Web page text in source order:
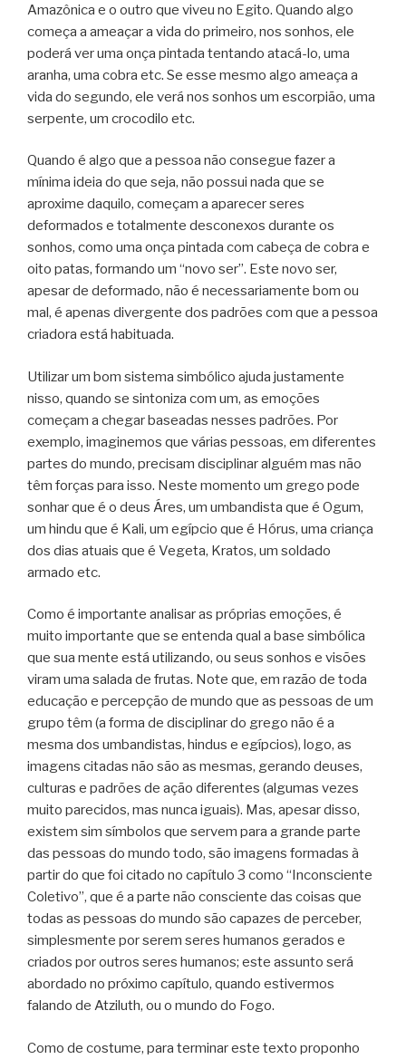
Amazônica e o outro que viveu no Egito. Quando algo
começa a ameaçar a vida do primeiro, nos sonhos, ele
poderá ver uma onça pintada tentando atacá-lo, uma
aranha, uma cobra etc. Se esse mesmo algo ameaça a
vida do segundo, ele verá nos sonhos um escorpião, uma
serpente, um crocodilo etc.
Quando é algo que a pessoa não consegue fazer a
mínima ideia do que seja, não possui nada que se
aproxime daquilo, começam a aparecer seres
deformados e totalmente desconexos durante os
sonhos, como uma onça pintada com cabeça de cobra e
oito patas, formando um “novo ser”. Este novo ser,
apesar de deformado, não é necessariamente bom ou
mal, é apenas divergente dos padrões com que a pessoa
criadora está habituada.
Utilizar um bom sistema simbólico ajuda justamente
nisso, quando se sintoniza com um, as emoções
começam a chegar baseadas nesses padrões. Por
exemplo, imaginemos que várias pessoas, em diferentes
partes do mundo, precisam disciplinar alguém mas não
têm forças para isso. Neste momento um grego pode
sonhar que é o deus Áres, um umbandista que é Ogum,
um hindu que é Kali, um egípcio que é Hórus, uma criança
dos dias atuais que é Vegeta, Kratos, um soldado
armado etc.
Como é importante analisar as próprias emoções, é
muito importante que se entenda qual a base simbólica
que sua mente está utilizando, ou seus sonhos e visões
viram uma salada de frutas. Note que, em razão de toda
educação e percepção de mundo que as pessoas de um
grupo têm (a forma de disciplinar do grego não é a
mesma dos umbandistas, hindus e egípcios), logo, as
imagens citadas não são as mesmas, gerando deuses,
culturas e padrões de ação diferentes (algumas vezes
muito parecidos, mas nunca iguais). Mas, apesar disso,
existem sim símbolos que servem para a grande parte
das pessoas do mundo todo, são imagens formadas à
partir do que foi citado no capítulo 3 como “Inconsciente
Coletivo”, que é a parte não consciente das coisas que
todas as pessoas do mundo são capazes de perceber,
simplesmente por serem seres humanos gerados e
criados por outros seres humanos; este assunto será
abordado no próximo capítulo, quando estivermos
falando de Atziluth, ou o mundo do Fogo.
Como de costume, para terminar este texto proponho